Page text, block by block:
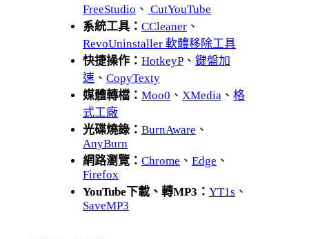
FreeStudio 、 CutYouTube
系統工具： CCleaner 、
RevoUninstaller 軟體移除工具
快捷操作： HotkeyP 、 鍵盤加
速 、 CopyTexty
媒體轉檔： Moo0 、 XMedia 、 格
式工廠
光碟燒錄： BurnAware 、
AnyBurn
網路瀏覽： Chrome 、 Edge 、
Firefox
YouTube下載、轉MP3： YT1s 、
SaveMP3